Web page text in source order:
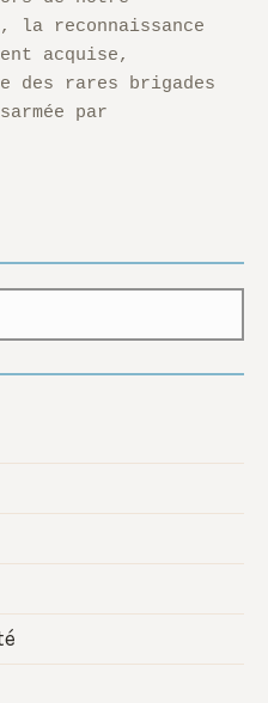
la reconnaissance
acquise,
des rares brigades
par